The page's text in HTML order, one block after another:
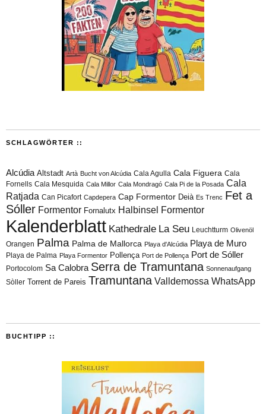
SCHLAGWÖRTER ::
Alcúdia Altstadt Artà Bucht von Alcúdia Cala Agulla Cala Figuera Cala
Fornells Cala Mesquida Cala Millor Cala Mondragó Cala Pi de la Posada Cala
Ratjada Can Picafort Capdepera Cap Formentor Deià Es Trenc Fet a
Sóller Formentor Fornalutx Halbinsel Formentor
Kalenderblatt Kathedrale La Seu Leuchtturm Olivenöl
Orangen Palma Palma de Mallorca Playa d'Alcúdia Playa de Muro
Playa de Palma Playa Formentor Pollença Port de Pollença Port de Sóller
Portocolom Sa Calobra Serra de Tramuntana Sonnenaufgang
Sòller Torrent de Pareis Tramuntana Valldemossa WhatsApp
BUCHTIPP ::